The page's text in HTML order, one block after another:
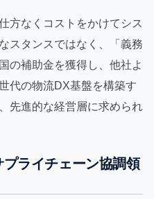
方なくコストをかけてシス
スタンスではなく、「義務
の補助金を獲得し、他社よ
代の物流DX基盤を構築す
先進的な経営層に求められ
ライチェーン協調領